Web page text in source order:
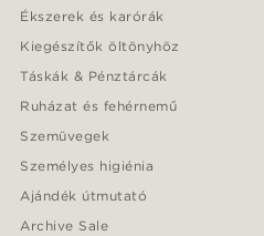
Ékszerek és karórák
Kiegészítők öltönyhöz
Táskák & Pénztárcák
Ruházat és fehérnemű
Szemüvegek
Személyes higiénia
Ajándék útmutató
Archive Sale